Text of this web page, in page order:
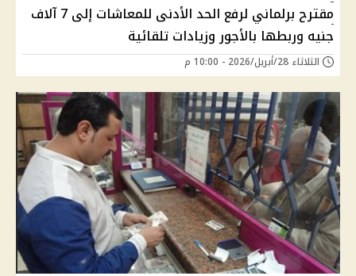
مقترح برلماني لرفع الحد الأدنى للمعاشات إلى 7 آلاف
جنيه وربطها بالأجور وزيادات تلقائية
الثلاثاء 28/أبريل/2026 - 10:00 م